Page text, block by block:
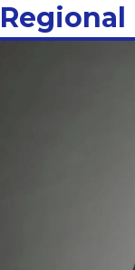
Regional